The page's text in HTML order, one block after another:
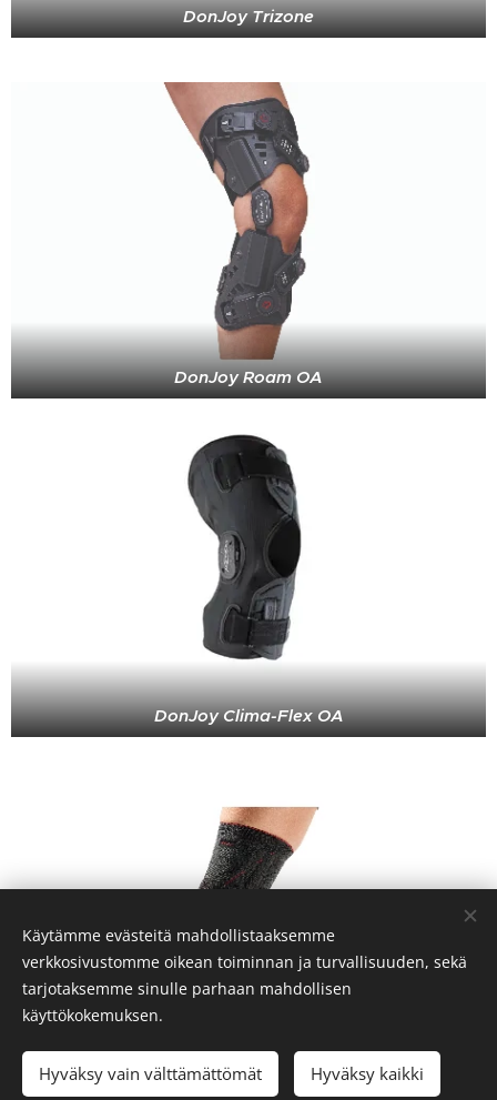
DonJoy Trizone
DonJoy Roam OA
DonJoy Clima-Flex OA
DonJoy Genuforce
Käytämme evästeitä mahdollistaaksemme
verkkosivustomme oikean toiminnan ja turvallisuuden, sekä
tarjotaksemme sinulle parhaan mahdollisen
käyttökokemuksen.
Hyväksy vain välttämättömät Hyväksy kaikki